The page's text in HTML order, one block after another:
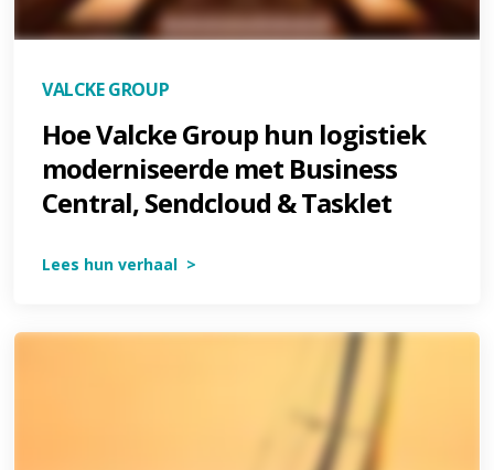
VALCKE GROUP
Hoe Valcke Group hun logistiek
moderniseerde met Business
Central, Sendcloud & Tasklet
Lees hun verhaal >